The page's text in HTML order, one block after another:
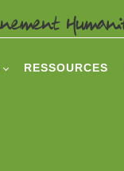
RESSOURCES